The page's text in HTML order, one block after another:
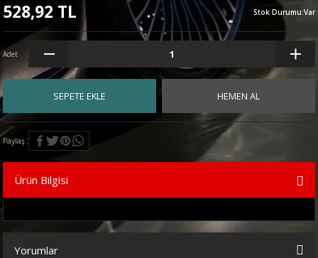
528,92 TL Stok Durumu:Var
Adet
SEPETE EKLE HEMEN AL
Paylaş
Ürün Bilgisi
Yorumlar